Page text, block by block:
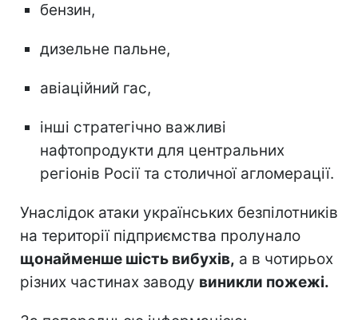
бензин,
дизельне пальне,
авіаційний гас,
інші стратегічно важливі
нафтопродукти для центральних
регіонів Росії та столичної агломерації.
Унаслідок атаки українських безпілотників
на території підприємства пролунало
щонайменше шість вибухів, а в чотирьох
різних частинах заводу виникли пожежі.